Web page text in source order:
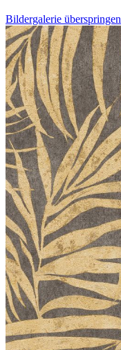
Bildergalerie überspringen